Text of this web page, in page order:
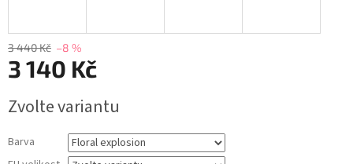
3 440 Kč –8 %
3 140 Kč
cena:
Zvolte variantu
Barva